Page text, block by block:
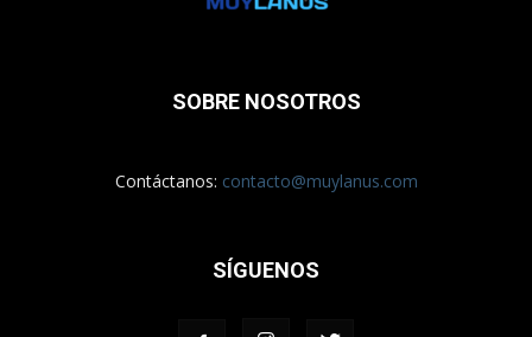
SOBRE NOSOTROS
Contáctanos: contacto@muylanus.com
SÍGUENOS